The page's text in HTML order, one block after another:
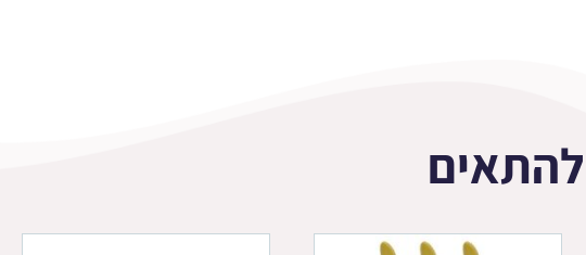
להתאים